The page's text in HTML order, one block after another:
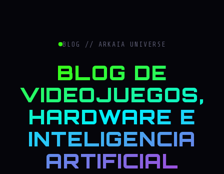
BLOG // ARKAIA UNIVERSE
BLOG DE
VIDEOJUEGOS,
HARDWARE E
INTELIGENCIA
ARTIFICIAL